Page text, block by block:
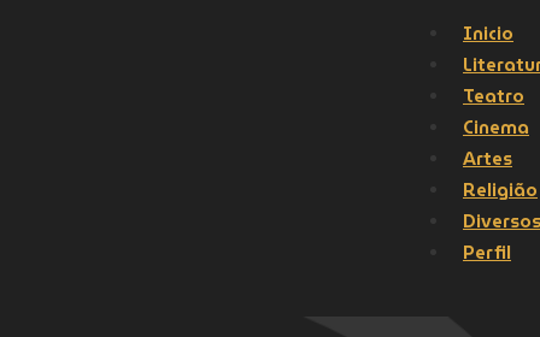
Inicio
Teatro
Cinema
Artes
Religião
Diversos
Perfil